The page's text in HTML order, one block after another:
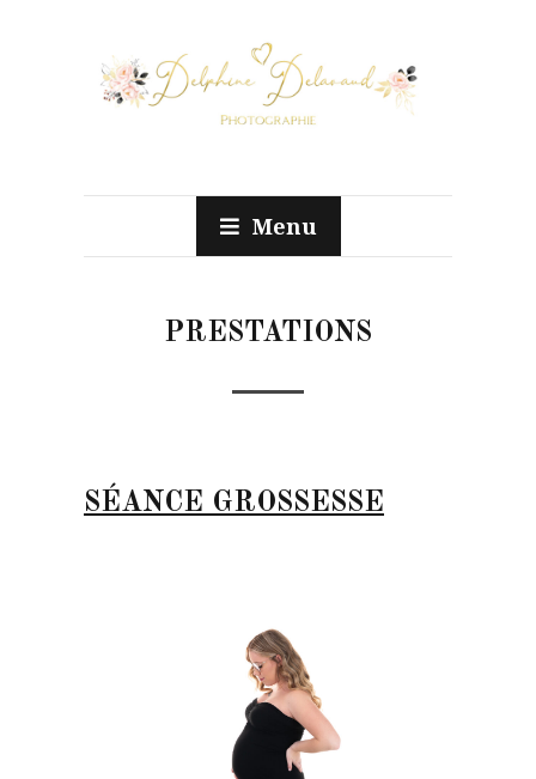
Menu
PRESTATIONS
SÉANCE GROSSESSE